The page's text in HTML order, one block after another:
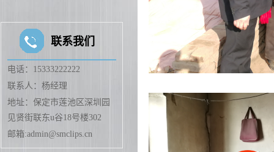
联系我们
电话：15333222222
联系人：杨经理
地址：保定市莲池区深圳园
见贤街联东u谷18号楼302
邮箱:admin@smclips.cn